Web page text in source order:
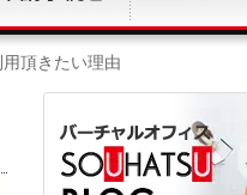
頂きたい理由